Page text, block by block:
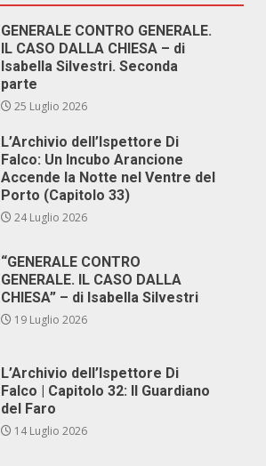
GENERALE CONTRO GENERALE.
IL CASO DALLA CHIESA – di
Isabella Silvestri. Seconda
parte
25 Luglio 2026
L’Archivio dell’Ispettore Di
Falco: Un Incubo Arancione
Accende la Notte nel Ventre del
Porto (Capitolo 33)
24 Luglio 2026
“GENERALE CONTRO
GENERALE. IL CASO DALLA
CHIESA” – di Isabella Silvestri
19 Luglio 2026
L’Archivio dell’Ispettore Di
Falco | Capitolo 32: Il Guardiano
del Faro
14 Luglio 2026